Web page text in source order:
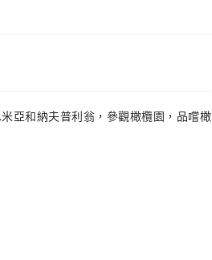
亞和納夫普利翁，參觀橄欖園，品嚐橄